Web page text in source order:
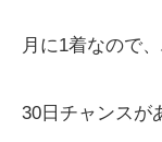
月に1着なので
30日チャンスが